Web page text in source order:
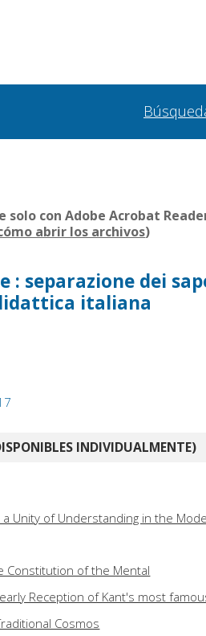
solo con Adobe Acrobat
abrir los archivos)
separazione dei
italiana
INDIVIDUALMENTE)
Unity of Understanding in the
Constitution of the Mental
Reception of Kant's most
Cosmos